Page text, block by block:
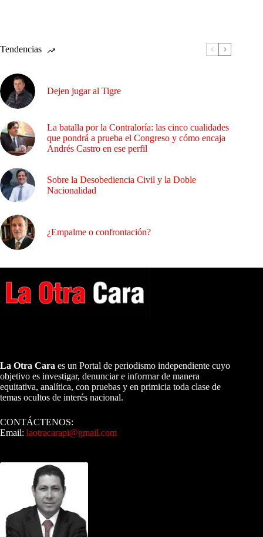
Tendencias
Dejen jugar al Tigre
La batalla por la Contraloría: las cinco cualidades
que pondrá a prueba el Congreso y cómo encaja
Andrés Castro en ese perfil
Sobre la Desobediencia Civil y la Doble
Nacionalidad
¿Empalme o confrontación?
La Otra Cara es un Portal de periodismo independiente cuyo
objetivo es investigar, denunciar e informar de manera
equitativa, analítica, con pruebas y en primicia toda clase de
temas ocultos de interés nacional.
CONTÁCTENOS:
Email: laotracarapi@gmail.com